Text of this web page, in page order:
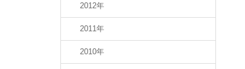
2012年
2011年
2010年